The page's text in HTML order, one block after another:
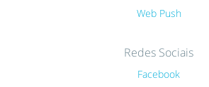
Web Push
Redes Sociais
Facebook